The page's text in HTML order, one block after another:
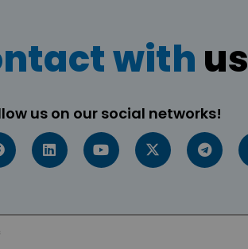
with us
us on our social networks!